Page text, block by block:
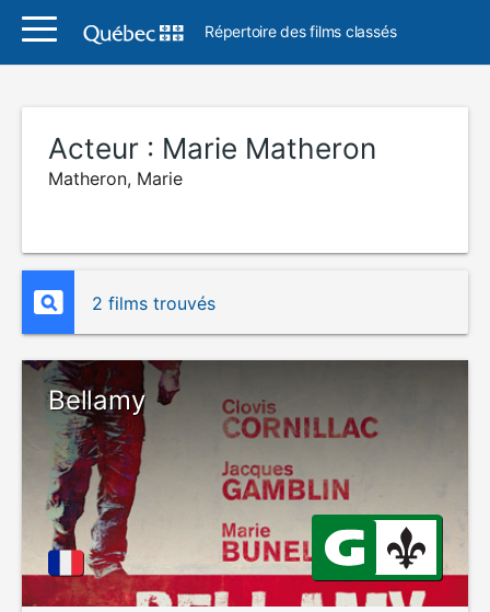
Répertoire des films classés
Acteur : Marie Matheron
Matheron, Marie
2 films trouvés
Bellamy